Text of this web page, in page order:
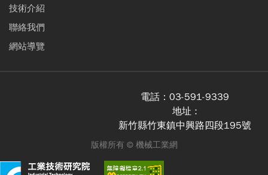
技術介紹
聯絡我們
網站導覽
電話： 03-591-9339
地址 :
新竹縣竹東鎮中興路四段195號
版權所有 © 機械工業網